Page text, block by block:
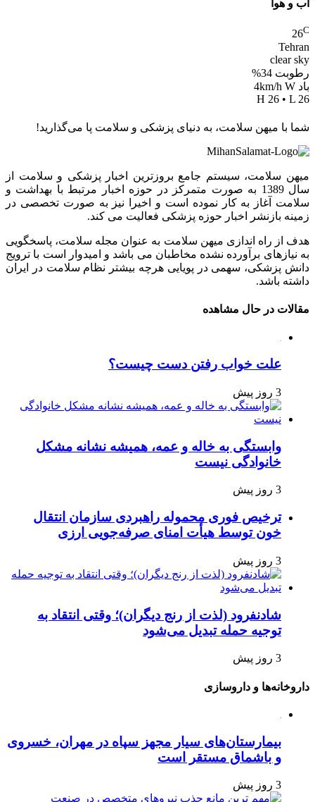
آب و هوا
26C
Tehran
clear sky
رطوبت 34%
باد 4km/h W
H 26 • L 26
شما با میهن سلامت، به دنیای پزشکی و سلامت پا می‌گذارید!
میهن سلامت، سیستم جامع بروزترین اخبار پزشکی و سلامت از
سال 1389 به صورت متمرکز در حوزه اخبار مرتبط با بهداشت و
سلامت آغاز به کار نموده است و اخیرا نیز به صورت تخصصی در
زمینه بازنشر اخبار حوزه پزشکی فعالیت می کند.
هدف از راه اندازی میهن سلامت به عنوان مجله سلامت، پاسخگویی
به نیازهای برآورده نشده مخاطبان می باشد و امیدوار است با ترویج
دانش پزشکی، سهمی در پویایی هرچه بیشتر نظام سلامت در ایران
داشته باشد.
مقالات در حال مشاهده
علت خواب رفتن دست چیست؟
3 روز پیش
وابستگی به خاله و عمه، همیشه نشانه مشکل
خانوادگی نیست
3 روز پیش
ترخیص فوری محموله راهبردی سازمان انتقال
خون توسط هیأت امنای صرفه‌جویی ارزی
3 روز پیش
شادنفرود (لذت از رنج دیگران)؛ وقتی انتقاد به
توجیه حمله تبدیل می‌شود
3 روز پیش
داروخانه‌ها و داروسازی
بیمارستان‌های سیار مجهز سپاه در مهران، خسروی
و باشماق مستقر است
3 روز پیش